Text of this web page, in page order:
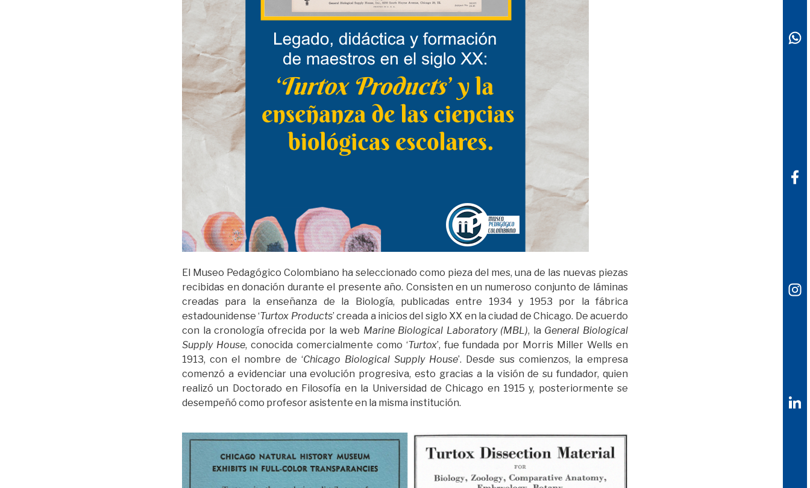
El Museo Pedagógico Colombiano ha seleccionado como pieza del mes, una de las nuevas piezas
recibidas en donación durante el presente año. Consisten en un numeroso conjunto de láminas
creadas para la enseñanza de la Biología, publicadas entre 1934 y 1953 por la fábrica
estadounidense ‘Turtox Products’ creada a inicios del siglo XX en la ciudad de Chicago. De acuerdo
con la cronología ofrecida por la web Marine Biological Laboratory (MBL), la General Biological
Supply House, conocida comercialmente como ‘Turtox’, fue fundada por Morris Miller Wells en
1913, con el nombre de ‘Chicago Biological Supply House’. Desde sus comienzos, la empresa
comenzó a evidenciar una evolución progresiva, esto gracias a la visión de su fundador, quien
realizó un Doctorado en Filosofía en la Universidad de Chicago en 1915 y, posteriormente se
desempeñó como profesor asistente en la misma institución.